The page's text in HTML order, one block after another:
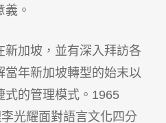
。
新加坡，並有深入拜訪各
年新加坡轉型的始末以
式的管理模式。1965
光耀面對語言文化四分